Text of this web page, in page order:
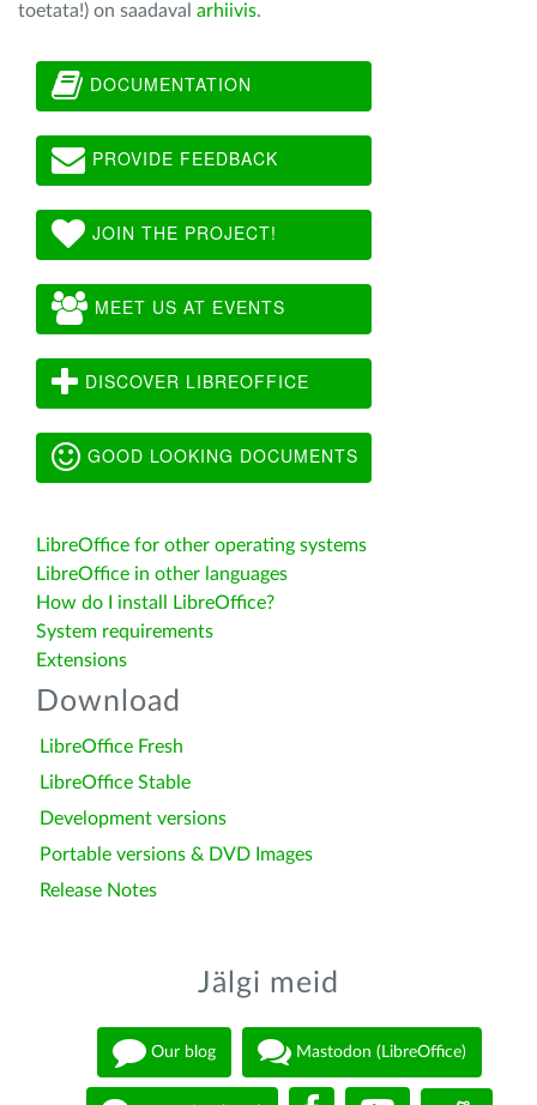
toetata!) on saadaval arhiivis.
DOCUMENTATION
PROVIDE FEEDBACK
JOIN THE PROJECT!
MEET US AT EVENTS
DISCOVER LIBREOFFICE
GOOD LOOKING DOCUMENTS
LibreOffice for other operating systems
LibreOffice in other languages
How do I install LibreOffice?
System requirements
Extensions
Download
LibreOffice Fresh
LibreOffice Stable
Development versions
Portable versions & DVD Images
Release Notes
Jälgi meid
Our blog Mastodon (LibreOffice)